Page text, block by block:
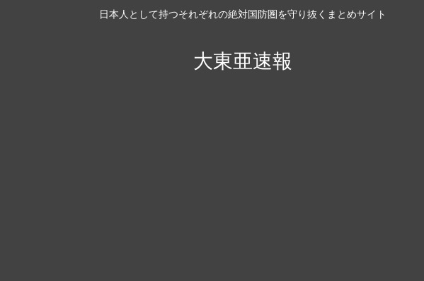
日本人として持つそれぞれの絶対国防圏を守り抜くまとめサイト
大東亜速報